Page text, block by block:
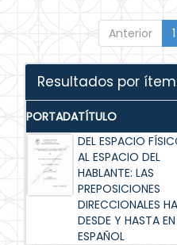
Anterior 1
Resultados por
PORTADATÍTULO
DEL ESPACIO
AL ESPACIO DEL
HABLANTE: LAS
PREPOSICIONES
DIRECCIONALES
DESDE Y HASTA EN
ESPAÑOL